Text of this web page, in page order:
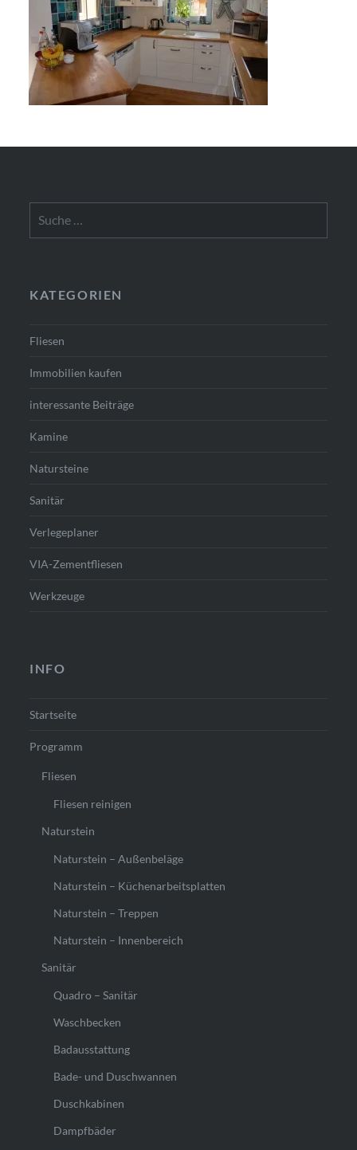
nach:
KATEGORIEN
Fliesen
Immobilien kaufen
interessante Beiträge
Kamine
Natursteine
Sanitär
Verlegeplaner
VIA-Zementfliesen
Werkzeuge
INFO
Startseite
Programm
Fliesen
Fliesen reinigen
Naturstein
Naturstein – Außenbeläge
Naturstein – Küchenarbeitsplatten
Naturstein – Treppen
Naturstein – Innenbereich
Sanitär
Quadro – Sanitär
Waschbecken
Badausstattung
Bade- und Duschwannen
Duschkabinen
Dampfbäder